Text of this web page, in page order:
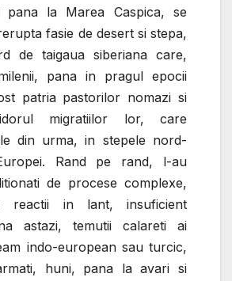
pana la Marea Caspica, se
fasie de desert si stepa,
de taigaua siberiana care,
pana in pragul epocii
patria pastorilor nomazi si
migratiilor lor, care
din urma, in stepele nord-
Rand pe rand, l-au
de procese complexe,
reactii in lant, insuficient
astazi, temutii calareti ai
indo-european sau turcic,
huni, pana la avari si